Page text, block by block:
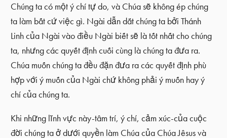
Chúng ta có một ý chí tự do, và Chúa sẽ không ép chúng
ta làm bất cứ việc gì. Ngài dẫn dắt chúng ta bởi Thánh
Linh của Ngài vào điều Ngài biết sẽ là tốt nhất cho chúng
ta, nhưng các quyết định cuối cùng là chúng ta đưa ra.
Chúa muốn chúng ta đều đặn đưa ra các quyết định phù
hợp với ý muốn của Ngài chứ không phải ý muốn hay ý
chí của chúng ta.
Khi những lĩnh vực này-tâm trí, ý chí, cảm xúc-của cuộc
đời chúng ta ở dưới quyền làm Chúa của Chúa Jêsus và